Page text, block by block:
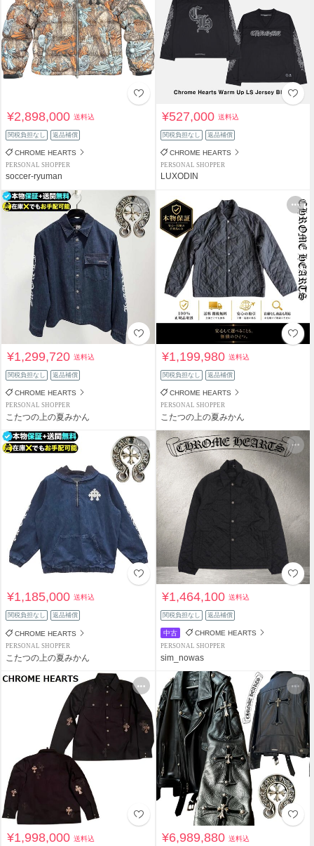
¥2,898,000送料込
関税負担なし 返品補償
CHROME HEARTS
PERSONAL SHOPPER
soccer-ryuman
¥527,000送料込
関税負担なし 返品補償
CHROME HEARTS
PERSONAL SHOPPER
LUXODIN
¥1,299,720送料込
関税負担なし 返品補償
CHROME HEARTS
PERSONAL SHOPPER
こたつの上の夏みかん
¥1,199,980送料込
関税負担なし 返品補償
CHROME HEARTS
PERSONAL SHOPPER
こたつの上の夏みかん
¥1,185,000送料込
関税負担なし 返品補償
CHROME HEARTS
PERSONAL SHOPPER
こたつの上の夏みかん
¥1,464,100送料込
関税負担なし 返品補償
中古 CHROME HEARTS
PERSONAL SHOPPER
sim_nowas
¥1,998,000送料込 ¥6,989,880送料込